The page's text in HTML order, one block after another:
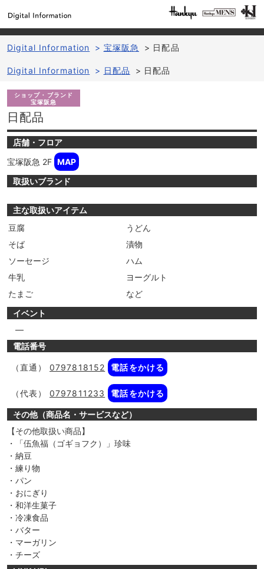
Digital Information > 宝塚阪急 > 日配品
Digital Information > 日配品 > 日配品
ショップ・ブランド
宝塚阪急
日配品
店舗・フロア
宝塚阪急 2F MAP
取扱いブランド
主な取扱いアイテム
豆腐
うどん
そば
漬物
ソーセージ
ハム
牛乳
ヨーグルト
たまご
など
イベント
―
電話番号
（直通） 0797818152 電話をかける
（代表） 0797811233 電話をかける
その他（商品名・サービスなど）
【その他取扱い商品】
・「伍魚福（ゴギョフク）」珍味
・納豆
・練り物
・パン
・おにぎり
・和洋生菓子
・冷凍食品
・バター
・マーガリン
・チーズ